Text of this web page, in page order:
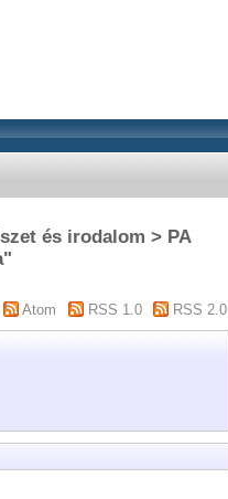
és irodalom > PA
Atom RSS 1.0 RSS 2.0